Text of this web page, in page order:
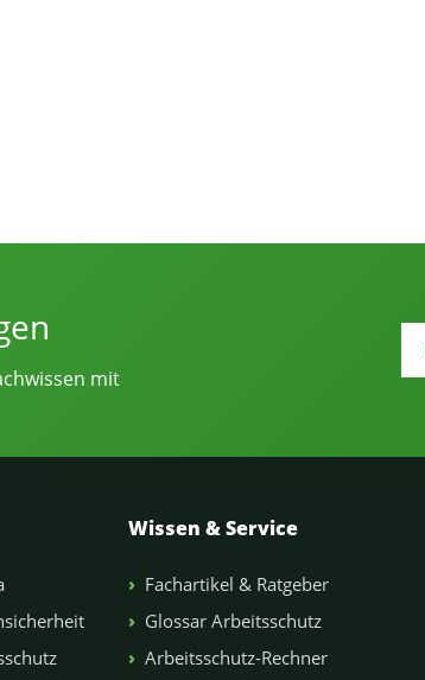
mit
Wissen & Service
Fachartikel & Ratgeber
Glossar Arbeitsschutz
Arbeitsschutz-Rechner